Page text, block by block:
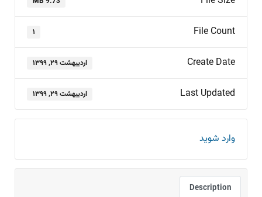
File Count ۱
Create Date اردیبهشت ۲۹, ۱۳۹۹
Last Updated اردیبهشت ۲۹, ۱۳۹۹
وارد شوید
Description